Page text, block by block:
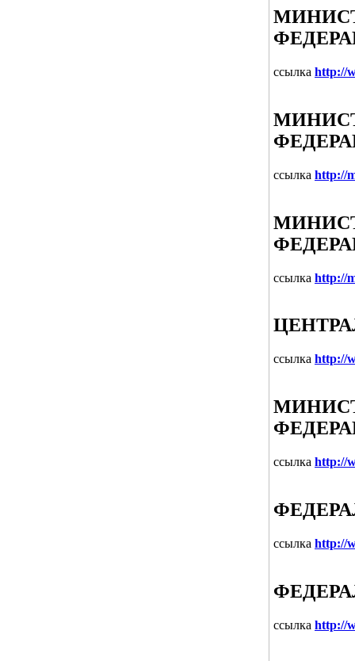
ссылка http://
ссылка http://
ссылка http://
ссылка http://
ссылка http://
ссылка http://
ссылка http://